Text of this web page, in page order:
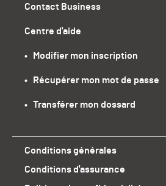
Contact Business
Centre d'aide
•   Modifier mon inscription
•   Récupérer mon mot de passe
•   Transférer mon dossard
Conditions générales
Conditions d'assurance